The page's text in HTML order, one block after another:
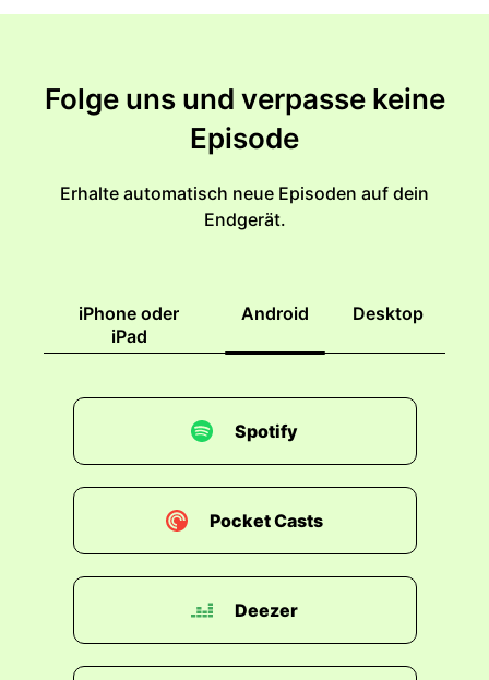
00:00:30: Das ist eine Reputation, deine Brand,
00:00:33: Und die ist ja extrem wichtig, ob du
jetzt einen Angestellter bist
was oder ein Entrepreneur.
00:00:42: Deine Reputation ist so entscheidend.
00:00:45: Und da pflege ich jetzt enorm in
dieser Nische auch,
starke Reputation aufbaue.
00:00:52: Und die beste Währung eigentlich im
"Venture Capital"-Bereich
00:00:57: ist das, was die Gründer überein
sagen.
Folge uns und verpasse keine
Episode
Erhalte automatisch neue Episoden auf dein
Endgerät.
iPhone oder
iPad
Android Desktop
Spotify
Pocket Casts
Deezer